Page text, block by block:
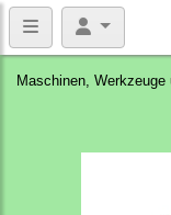
Maschinen, Werkzeuge